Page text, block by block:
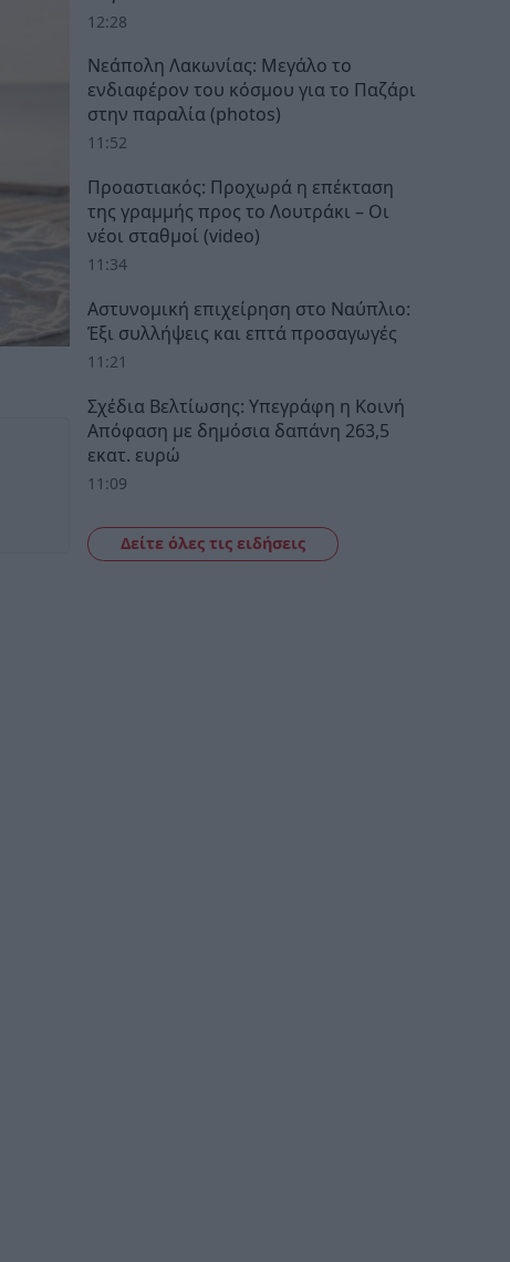
12:28
Νεάπολη Λακωνίας: Μεγάλο το
ενδιαφέρον του κόσμου για το Παζάρι
στην παραλία (photos)
11:52
Προαστιακός: Προχωρά η επέκταση
της γραμμής προς το Λουτράκι – Οι
νέοι σταθμοί (video)
11:34
Αστυνομική επιχείρηση στο Ναύπλιο:
Έξι συλλήψεις και επτά προσαγωγές
11:21
Σχέδια Βελτίωσης: Υπεγράφη η Κοινή
Απόφαση με δημόσια δαπάνη 263,5
εκατ. ευρώ
11:09
Δείτε όλες τις ειδήσεις